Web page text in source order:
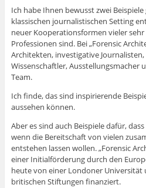
Ich habe Ihnen bewusst zwei
klassischen journalistischen Setting
neuer Kooperationsformen vieler
Professionen sind. Bei „Forensic
Architekten, investigative
Wissenschaftler, Ausstellungsmacher
Team.
Ich finde, das sind inspirierende
aussehen können.
Aber es sind auch Beispiele dafür,
wenn die Bereitschaft von vielen
entstehen lassen wollen. „Forensic
einer Initialförderung durch den
heute von einer Londoner Universität
britischen Stiftungen finanziert.